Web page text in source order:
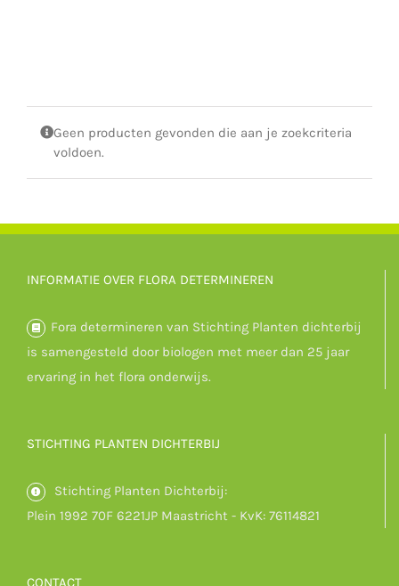
Geen producten gevonden die aan je zoekcriteria
voldoen.
INFORMATIE OVER FLORA DETERMINEREN
Fora determineren van Stichting Planten dichterbij
is samengesteld door biologen met meer dan 25 jaar
ervaring in het flora onderwijs.
STICHTING PLANTEN DICHTERBIJ
Stichting Planten Dichterbij:
Plein 1992 70F 6221JP Maastricht - KvK: 76114821
CONTACT